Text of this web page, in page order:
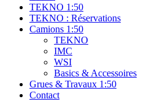
TEKNO 1:50
TEKNO : Réservations
Camions 1:50
TEKNO
IMC
WSI
Basics & Accessoires
Grues & Travaux 1:50
Contact